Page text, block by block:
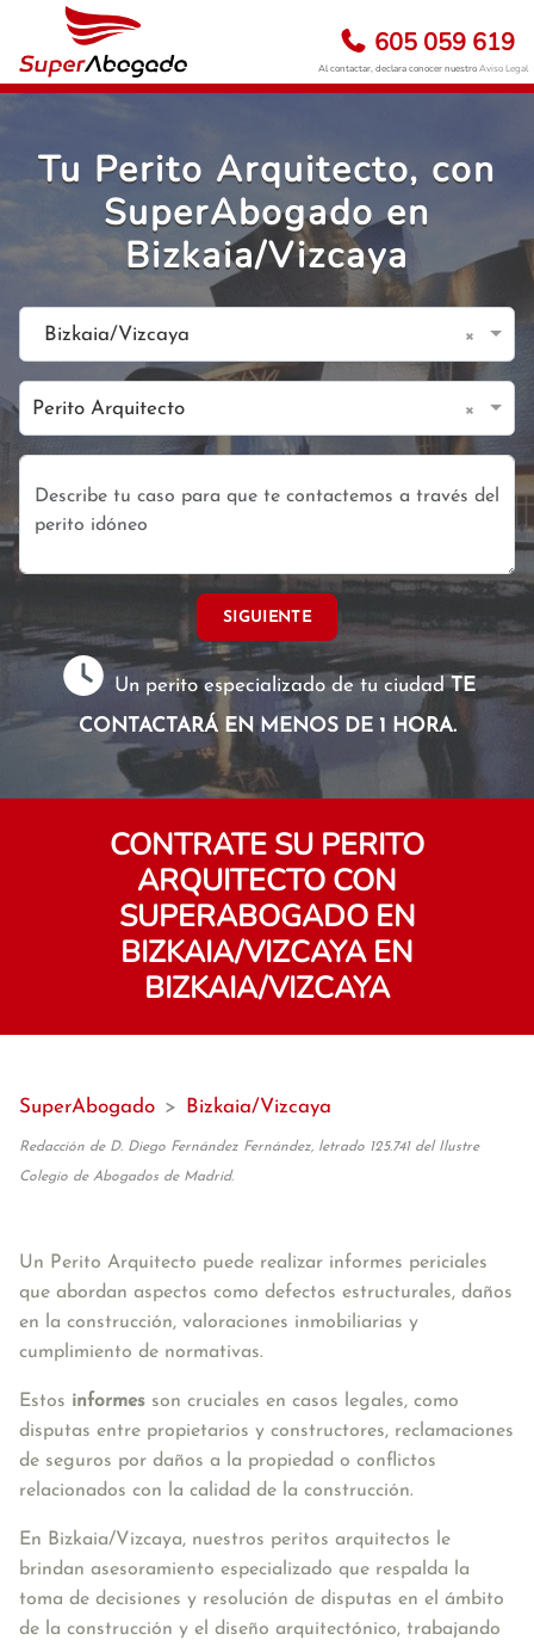
605 059 619
Al contactar, declara conocer nuestroAviso Legal
Tu Perito Arquitecto, con
SuperAbogado en
Bizkaia/Vizcaya
Bizkaia/Vizcaya ×
Perito Arquitecto ×
SIGUIENTE
Un perito especializado de tu ciudadTE
CONTACTARÁ EN MENOS DE 1 HORA.
CONTRATE SU PERITO
ARQUITECTO CON
SUPERABOGADO EN
BIZKAIA/VIZCAYA EN
BIZKAIA/VIZCAYA
SuperAbogado > Bizkaia/Vizcaya
Redacción de D. Diego Fernández Fernández, letrado 125.741 del Ilustre
Colegio de Abogados de Madrid.
Un Perito Arquitecto puede realizar informes periciales
que abordan aspectos como defectos estructurales, daños
en la construcción, valoraciones inmobiliarias y
cumplimiento de normativas.
Estos informes son cruciales en casos legales, como
disputas entre propietarios y constructores, reclamaciones
de seguros por daños a la propiedad o conflictos
relacionados con la calidad de la construcción.
En Bizkaia/Vizcaya, nuestros peritos arquitectos le
brindan asesoramiento especializado que respalda la
toma de decisiones y resolución de disputas en el ámbito
de la construcción y el diseño arquitectónico, trabajando